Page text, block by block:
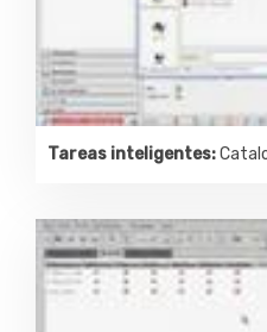
Tareas inteligentes: